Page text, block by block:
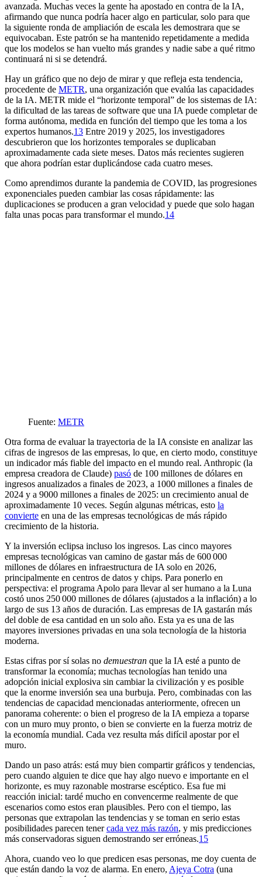
avanzada. Muchas veces la gente ha apostado en contra de la IA,
afirmando que nunca podría hacer algo en particular, solo para que
la siguiente ronda de ampliación de escala les demostrara que se
equivocaban. Este patrón se ha mantenido repetidamente a medida
que los modelos se han vuelto más grandes y nadie sabe a qué ritmo
continuará ni si se detendrá.
Hay un gráfico que no dejo de mirar y que refleja esta tendencia,
procedente de METR, una organización que evalúa las capacidades
de la IA. METR mide el “horizonte temporal” de los sistemas de IA:
la dificultad de las tareas de software que una IA puede completar de
forma autónoma, medida en función del tiempo que les toma a los
expertos humanos.⁠13 Entre 2019 y 2025, los investigadores
descubrieron que los horizontes temporales se duplicaban
aproximadamente cada siete meses. Datos más recientes sugieren
que ahora podrían estar duplicándose cada cuatro meses.
Como aprendimos durante la pandemia de COVID, las progresiones
exponenciales pueden cambiar las cosas rápidamente: las
duplicaciones se producen a gran velocidad y puede que solo hagan
falta unas pocas para transformar el mundo.⁠14
Fuente: METR
Otra forma de evaluar la trayectoria de la IA consiste en analizar las
cifras de ingresos de las empresas, lo que, en cierto modo, constituye
un indicador más fiable del impacto en el mundo real. Anthropic (la
empresa creadora de Claude) pasó de 100 millones de dólares en
ingresos anualizados a finales de 2023, a 1000 millones a finales de
2024 y a 9000 millones a finales de 2025: un crecimiento anual de
aproximadamente 10 veces. Según algunas métricas, esto la
convierte en una de las empresas tecnológicas de más rápido
crecimiento de la historia.
Y la inversión eclipsa incluso los ingresos. Las cinco mayores
empresas tecnológicas van camino de gastar más de 600 000
millones de dólares en infraestructura de IA solo en 2026,
principalmente en centros de datos y chips. Para ponerlo en
perspectiva: el programa Apolo para llevar al ser humano a la Luna
costó unos 250 000 millones de dólares (ajustados a la inflación) a lo
largo de sus 13 años de duración. Las empresas de IA gastarán más
del doble de esa cantidad en un solo año. Esta ya es una de las
mayores inversiones privadas en una sola tecnología de la historia
moderna.
Estas cifras por sí solas no demuestran que la IA esté a punto de
transformar la economía; muchas tecnologías han tenido una
adopción inicial explosiva sin cambiar la civilización y es posible
que la enorme inversión sea una burbuja. Pero, combinadas con las
tendencias de capacidad mencionadas anteriormente, ofrecen un
panorama coherente: o bien el progreso de la IA empieza a toparse
con un muro muy pronto, o bien se convierte en la fuerza motriz de
la economía mundial. Cada vez resulta más difícil apostar por el
muro.
Dando un paso atrás: está muy bien compartir gráficos y tendencias,
pero cuando alguien te dice que hay algo nuevo e importante en el
horizonte, es muy razonable mostrarse escéptico. Esa fue mi
reacción inicial: tardé mucho en convencerme realmente de que
escenarios como estos eran plausibles. Pero con el tiempo, las
personas que extrapolan las tendencias y se toman en serio estas
posibilidades parecen tenercada vez más razón, y mis predicciones
más conservadoras siguen demostrando ser erróneas.⁠15
Ahora, cuando veo lo que predicen esas personas, me doy cuenta de
que están dando la voz de alarma. En enero, Ajeya Cotra (una